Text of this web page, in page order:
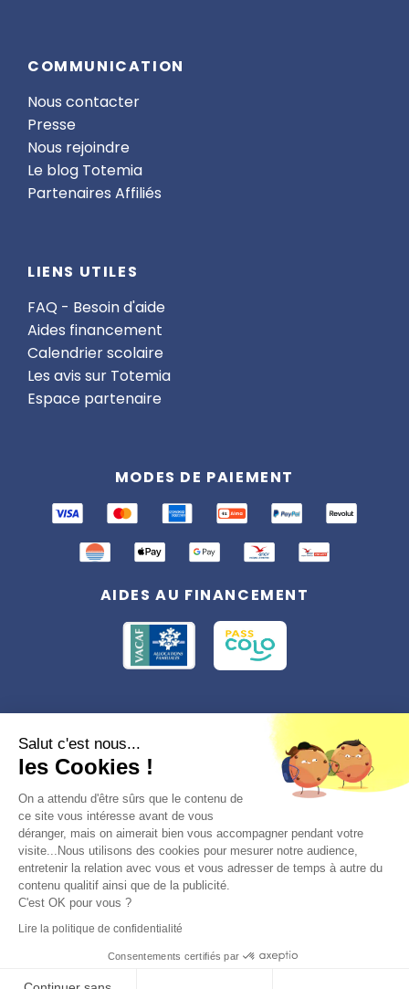
COMMUNICATION
Nous contacter
Presse
Nous rejoindre
Le blog Totemia
Partenaires Affiliés
LIENS UTILES
FAQ - Besoin d'aide
Aides financement
Calendrier scolaire
Les avis sur Totemia
Espace partenaire
MODES DE PAIEMENT
AIDES AU FINANCEMENT
Conformément à la réglementation applicable en matière de données
personnelles, vous disposez d'un droit d'accès, de rectification et
d'effacement, du droit à la limitation du traitement des données vous
concernant. Vous pouvez consulter
notre politique de confidentialité
Préférences des cookies >
© 2026, Totemia
Plan du site
CGV/CGU
Politique de
Salut c'est nous...
les Cookies !
On a attendu d'être sûrs que le contenu de
ce site vous intéresse avant de vous
déranger, mais on aimerait bien vous accompagner pendant votre
visite...Nous utilisons des cookies pour mesurer notre audience,
entretenir la relation avec vous et vous adresser de temps à autre du
contenu qualitif ainsi que de la publicité.
C'est OK pour vous ?
Lire la politique de confidentialité
Consentements certifiés par